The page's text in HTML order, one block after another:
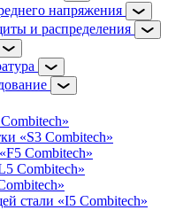
напряжения
и распределения
«S3 Combitech»
Combitech»
Combitech»
стали «I5 Combitech»